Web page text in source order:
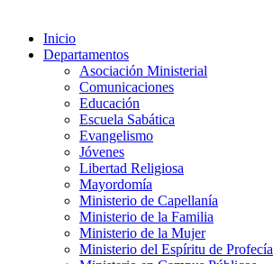
Inicio
Departamentos
Asociación Ministerial
Comunicaciones
Educación
Escuela Sabática
Evangelismo
Jóvenes
Libertad Religiosa
Mayordomía
Ministerio de Capellanía
Ministerio de la Familia
Ministerio de la Mujer
Ministerio del Espíritu de Profecía